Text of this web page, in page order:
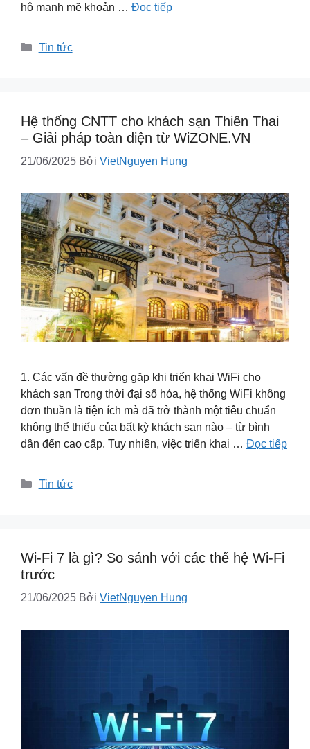
hộ mạnh mẽ khoản … Đọc tiếp
Danh
Tin tức
Hệ thống CNTT cho khách sạn Thiên Thai
– Giải pháp toàn diện từ WiZONE.VN
21/06/2025 Bởi VietNguyen Hung
1. Các vấn đề thường gặp khi triển khai WiFi cho
khách sạn Trong thời đại số hóa, hệ thống WiFi không
đơn thuần là tiện ích mà đã trở thành một tiêu chuẩn
không thể thiếu của bất kỳ khách sạn nào – từ bình
dân đến cao cấp. Tuy nhiên, việc triển khai … Đọc tiếp
Danh
Tin tức
Wi-Fi 7 là gì? So sánh với các thế hệ Wi-Fi
trước
21/06/2025 Bởi VietNguyen Hung